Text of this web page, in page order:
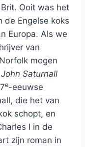
Ooit was het
de Engelse koks
Europa. Als we
van
mogen
Saturnall
e-eeuwse
die het van
schopt, en
I in de
zijn roman in